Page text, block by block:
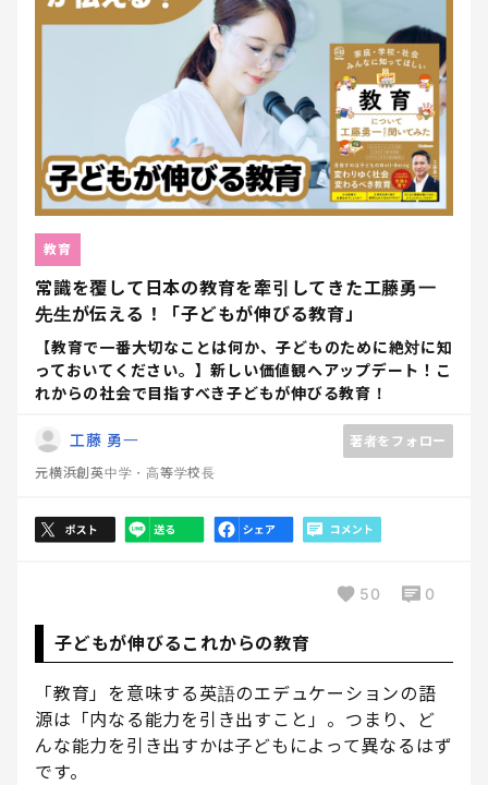
常識を覆して日本の教育を牽引してきた工藤勇一
先生が伝える！「子どもが伸びる教育」
【教育で一番大切なことは何か、子どものために絶対に知
っておいてください。】新しい価値観へアップデート！こ
れからの社会で目指すべき子どもが伸びる教育！
教育
工藤 勇一
著者をフォロー
元横浜創英中学・高等学校長
50 0
子どもが伸びるこれからの教育
「教育」を意味する英語のエデュケーションの語
源は「内なる能力を引き出すこと」。つまり、ど
んな能力を引き出すかは子どもによって異なるはず
です。